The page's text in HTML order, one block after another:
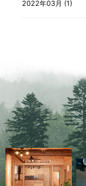
2022年03月 (1)